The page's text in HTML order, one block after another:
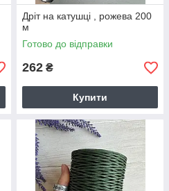
Дріт на катушці , рожева 200
м
Готово до відправки
262 ₴
Купити